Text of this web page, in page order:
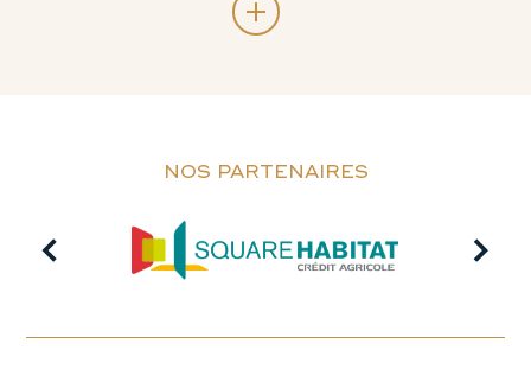
NOS PARTENAIRES